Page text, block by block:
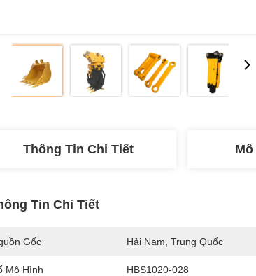
Thông Tin Chi Tiết Mô
Tin Chi Tiết
Gốc Hải Nam, Trung Quốc
Mô Hình HBS1020-028